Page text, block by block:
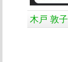
木戸 敦子